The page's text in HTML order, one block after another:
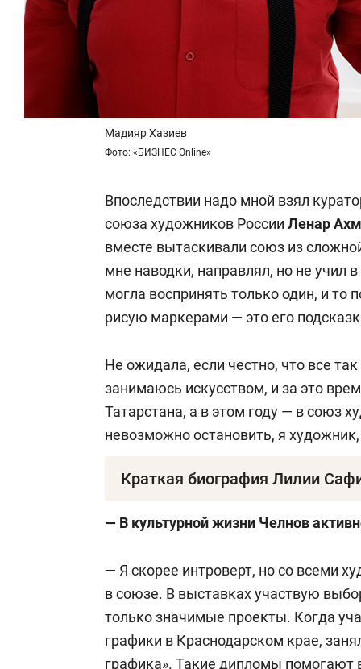
Мадияр Хазиев
Фото: «БИЗНЕС Online»
Впоследствии надо мной взял
союза художников России Ленар
вместе вытаскивали союз из
мне наводки, направлял, но не учил
могла воспринять только один, и то
рисую маркерами — это его
Не ожидала, если честно, что все
занимаюсь искусством, и за это
Татарстана, а в этом году — в союз
невозможно остановить, я художник,
Краткая биография Лилии
Московский государственный
С 2002 по 2006 год возглавляла
— В культурной жизни Челнов
— Я скорее интроверт, но со всеми
в союзе. В выставках участвую
только значимые проекты. Когда
графики в Краснодарском крае,
графика». Такие дипломы помогают